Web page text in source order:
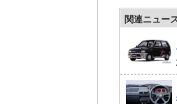
関連ニュー